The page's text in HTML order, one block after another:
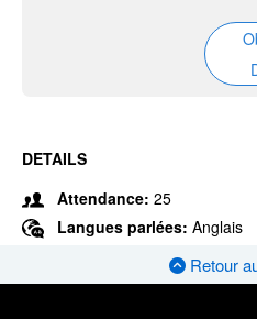
DETAILS
Attendance: 25
Langues parlées: Anglais
Retour